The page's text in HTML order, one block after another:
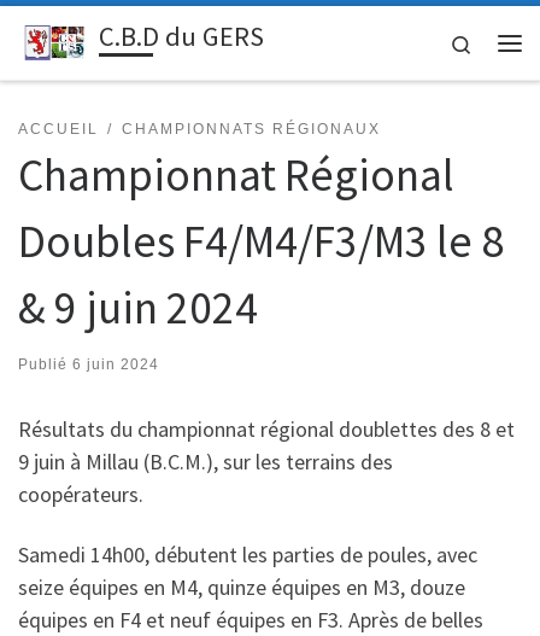
Passer au contenuC.B.D du GERS
Search
ACCUEIL CHAMPIONNATS RÉGIONAUX
Championnat Régional
Doubles F4/M4/F3/M3 le 8
& 9 juin 2024
Publié 6 juin 2024
Résultats du championnat régional doublettes des 8 et
9 juin à Millau (B.C.M.), sur les terrains des
coopérateurs.
Samedi 14h00, débutent les parties de poules, avec
seize équipes en M4, quinze équipes en M3, douze
équipes en F4 et neuf équipes en F3. Après de belles